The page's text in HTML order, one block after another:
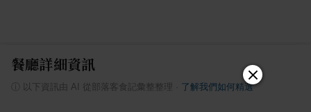
餐廳詳細資訊
以下資訊由 AI 從部落客食記彙整整理 了解我們如何精選